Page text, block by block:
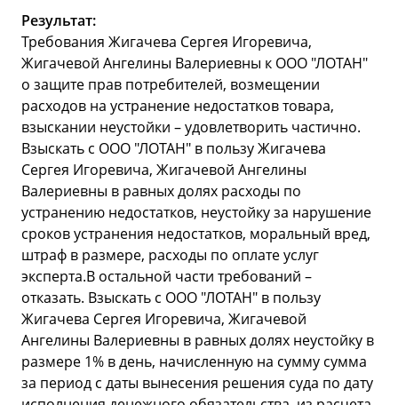
Результат:
Требования Жигачева Сергея Игоревича,
Жигачевой Ангелины Валериевны к ООО "ЛОТАН"
о защите прав потребителей, возмещении
расходов на устранение недостатков товара,
взыскании неустойки – удовлетворить частично.
Взыскать с ООО "ЛОТАН" в пользу Жигачева
Сергея Игоревича, Жигачевой Ангелины
Валериевны в равных долях расходы по
устранению недостатков, неустойку за нарушение
сроков устранения недостатков, моральный вред,
штраф в размере, расходы по оплате услуг
эксперта.В остальной части требований –
отказать. Взыскать с ООО "ЛОТАН" в пользу
Жигачева Сергея Игоревича, Жигачевой
Ангелины Валериевны в равных долях неустойку в
размере 1% в день, начисленную на сумму сумма
за период с даты вынесения решения суда по дату